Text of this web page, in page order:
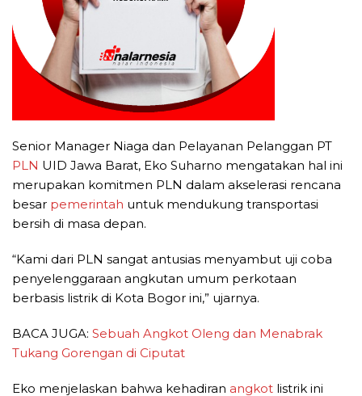
Senior Manager Niaga dan Pelayanan Pelanggan PT
PLN UID Jawa Barat, Eko Suharno mengatakan hal ini
merupakan komitmen PLN dalam akselerasi rencana
besar pemerintah untuk mendukung transportasi
bersih di masa depan.
“Kami dari PLN sangat antusias menyambut uji coba
penyelenggaraan angkutan umum perkotaan
berbasis listrik di Kota Bogor ini,” ujarnya.
BACA JUGA: Sebuah Angkot Oleng dan Menabrak
Tukang Gorengan di Ciputat
Eko menjelaskan bahwa kehadiran angkot listrik ini